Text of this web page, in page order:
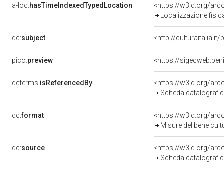
a-loc:hasTimeIndexedTypedLocation
<https://w3id.org/
Localizzazione
dc:subject <http://culturaitalia.it/
pico:preview <https://
dcterms:isReferencedBy
<https://w3id.org/
Scheda
dc:format
<https://w3id.org/
Misure del bene
dc:source
<https://w3id.org/
Scheda